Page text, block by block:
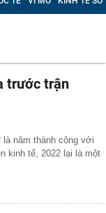
trong
Chờ
nhiên
lý
tại sân
trước trận
năm thành công với
kinh tế, 2022 lại là một